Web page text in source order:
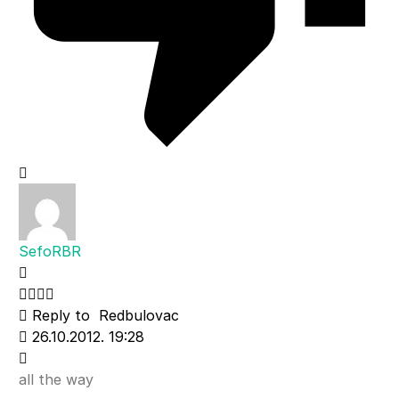
SefoRBR
Reply to Redbulovac
26.10.2012. 19:28
all the way